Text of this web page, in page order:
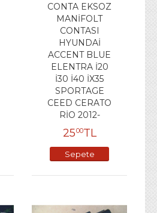
CONTA EKSOZ
MANİFOLT
CONTASI
HYUNDAİ
ACCENT BLUE
ELENTRA İ20
İ30 İ40 İX35
SPORTAGE
CEED CERATO
RİO 2012-
2500TL
Sepete